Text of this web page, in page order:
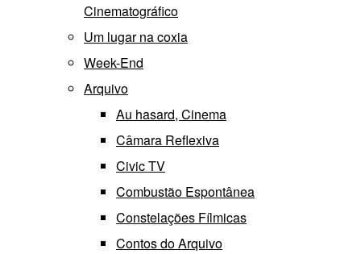
Cinematográfico
Um lugar na coxia
Week-End
Arquivo
Au hasard, Cinema
Câmara Reflexiva
Civic TV
Combustão Espontânea
Constelações Fílmicas
Contos do Arquivo